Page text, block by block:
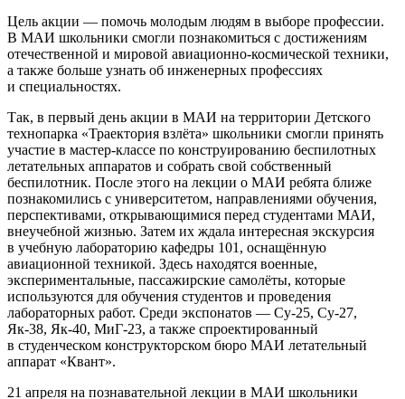
Цель акции — помочь молодым людям в выборе профессии.
В МАИ школьники смогли познакомиться с достижениям
отечественной и мировой авиационно-космической техники,
а также больше узнать об инженерных профессиях
и специальностях.
Так, в первый день акции в МАИ на территории Детского
технопарка «Траектория взлёта» школьники смогли принять
участие в мастер-классе по конструированию беспилотных
летательных аппаратов и собрать свой собственный
беспилотник. После этого на лекции о МАИ ребята ближе
познакомились с университетом, направлениями обучения,
перспективами, открывающимися перед студентами МАИ,
внеучебной жизнью. Затем их ждала интересная экскурсия
в учебную лабораторию кафедры 101, оснащённую
авиационной техникой. Здесь находятся военные,
экспериментальные, пассажирские самолёты, которые
используются для обучения студентов и проведения
лабораторных работ. Среди экспонатов — Су-25, Су-27,
Як-38, Як-40, МиГ-23, а также спроектированный
в студенческом конструкторском бюро МАИ летательный
аппарат «Квант».
21 апреля на познавательной лекции в МАИ школьники